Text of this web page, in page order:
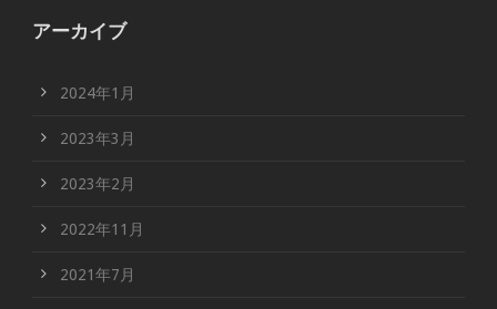
アーカイブ
2024年1月
2023年3月
2023年2月
2022年11月
2021年7月